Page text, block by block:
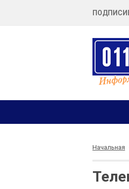
Начальная